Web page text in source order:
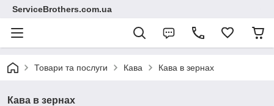
ServiceBrothers.com.ua
Товари та послуги Кава Кава в зернах
Кава в зернах